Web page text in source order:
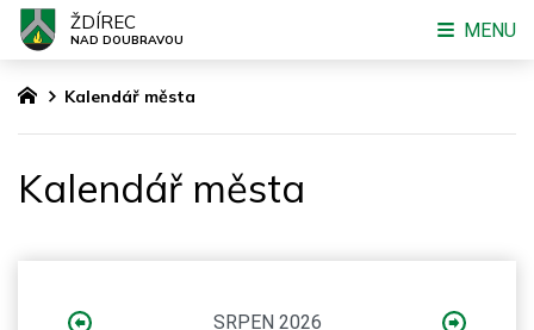
Kalendář města
Kalendář města
SRPEN 2026
ŽDÍREC
NAD DOUBRAVOU MENU